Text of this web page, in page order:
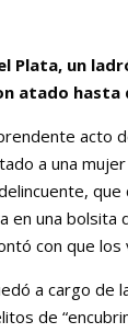
Plata, un
atado hasta
acto
a una
en una bolsita
con que los
a cargo de
de